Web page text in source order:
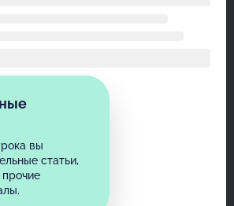
вы
статьи,
прочие